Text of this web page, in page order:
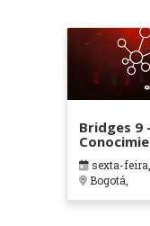
Bridges 9
sexta-
Bogotá,